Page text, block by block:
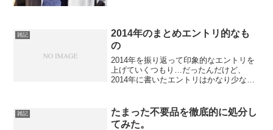
してみた。
雑記
2014年のまとめエントリ的なも
の
2014年を振り返って印象的なエントリを
上げていくつもり…だったんだけど、
2014年に書いたエントリはかなり少なか
か』というエントリでも更新頻度は上げ
ていきた...
雑記
たまった不要品を徹底的に処分し
てみた。